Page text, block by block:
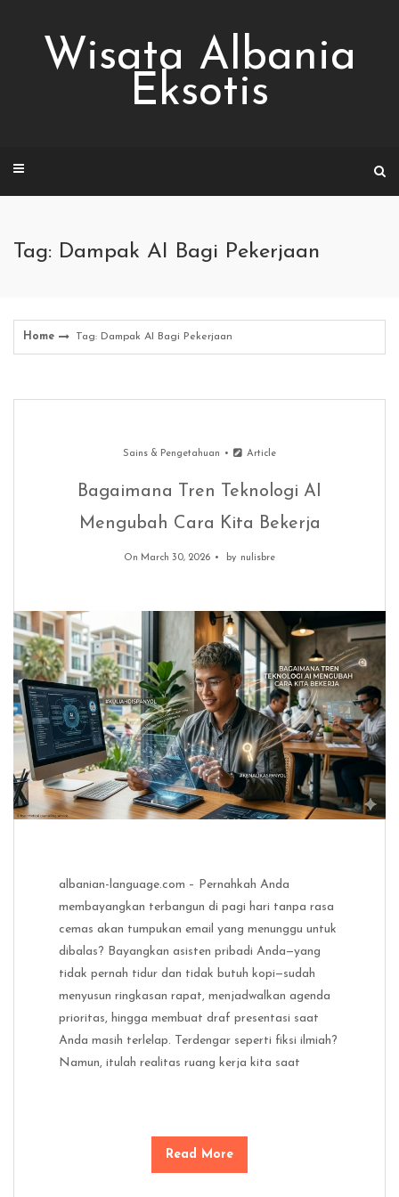
Wisata Albania
Eksotis
Tag: Dampak AI Bagi Pekerjaan
Home Tag: Dampak AI Bagi Pekerjaan
Sains & Pengetahuan Article
Bagaimana Tren Teknologi AI
Mengubah Cara Kita Bekerja
On March 30, 2026 by nulisbre
albanian-language.com – Pernahkah Anda
membayangkan terbangun di pagi hari tanpa rasa
cemas akan tumpukan email yang menunggu untuk
dibalas? Bayangkan asisten pribadi Anda—yang
tidak pernah tidur dan tidak butuh kopi—sudah
menyusun ringkasan rapat, menjadwalkan agenda
prioritas, hingga membuat draf presentasi saat
Anda masih terlelap. Terdengar seperti fiksi ilmiah?
Namun, itulah realitas ruang kerja kita saat
Read More